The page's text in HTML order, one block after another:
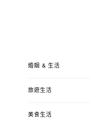
婚姻 & 生活
旅遊生活
美食生活